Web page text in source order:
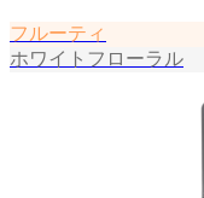
フルーティ
ホワイトフローラル